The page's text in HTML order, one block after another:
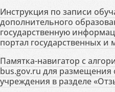
Инструкция по записи
дополнительного
государственную
портал государственных и
Памятка-навигатор с
bus.gov.ru для размещения
учреждения в разделе